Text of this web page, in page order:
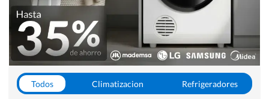
Todos Climatizacion
Refrigeradores